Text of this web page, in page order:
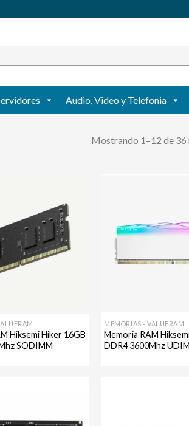
Audio, Video y Telefonia
Mostrando 1–12 de 36
Agregar
a mi
lista de
deseos
Hiksemi Hiker 16GB
SODIMM
MEMORIAS - VALUERAM
Memoria RAM
DDR4 3600Mhz
a mi